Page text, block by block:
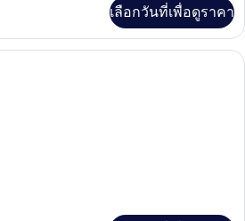
เลือกวันที่เพื่อดูราคา
ห้องพัก, เตียงเดี่ยว 2 เตียง | เครื่องน